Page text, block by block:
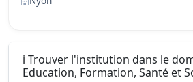
ℹ️ Trouver l'institution dans le
Education, Formation, Santé et